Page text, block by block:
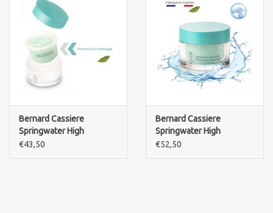
Fusion Meso
PCA SKINCARE
Ekseption Skincare
Blog
Merken
Bernard Cassiere
Springwater High
hydration care
€43,50
Bernard Cassiere
Springwater High
hydration care
€52,50